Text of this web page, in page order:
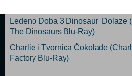
Ledeno Doba 3 Dinosauri Dolaze
The Dinosaurs Blu-Ray)
Charlie i Tvornica Čokolade
Factory Blu-Ray)